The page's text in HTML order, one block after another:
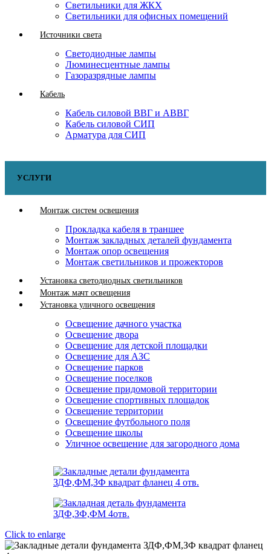
Светильники для ЖКХ
Светильники для офисных помещений
Источники света
Светодиодные лампы
Люминесцентные лампы
Газоразрядные лампы
Кабель
Кабель силовой ВВГ и АВВГ
Кабель силовой СИП
Арматура для СИП
УСЛУГИ
Монтаж систем освещения
Прокладка кабеля в траншее
Монтаж закладных деталей фундамента
Монтаж опор освещения
Монтаж светильников и прожекторов
Установка светодиодных светильников
Монтаж мачт освещения
Установка уличного освещения
Освещение дачного участка
Освещение двора
Освещение для детской площадки
Освещение для АЗС
Освещение парков
Освещение поселков
Освещение придомовой территории
Освещение спортивных площадок
Освещение территории
Освещение футбольного поля
Освещение школы
Уличное освещение для загородного дома
Click to enlarge